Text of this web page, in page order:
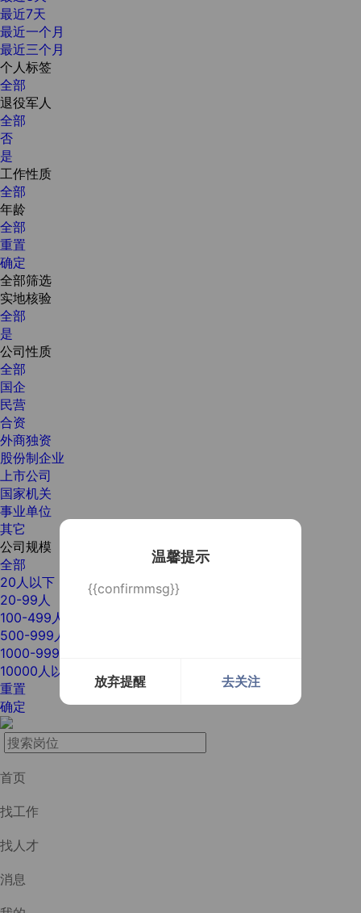
温馨提示
{{confirmmsg}}
放弃提醒 去关注
最近7天
最近一个月
最近三个月
个人标签
全部
退役军人
全部
否
是
工作性质
全部
年龄
全部
重置
确定
全部筛选
实地核验
全部
是
公司性质
全部
国企
民营
合资
外商独资
股份制企业
上市公司
国家机关
事业单位
其它
公司规模
全部
20人以下
20-99人
100-499人
500-999人
1000-9999人
10000人以上
重置
确定
首页
找工作
找人才
消息